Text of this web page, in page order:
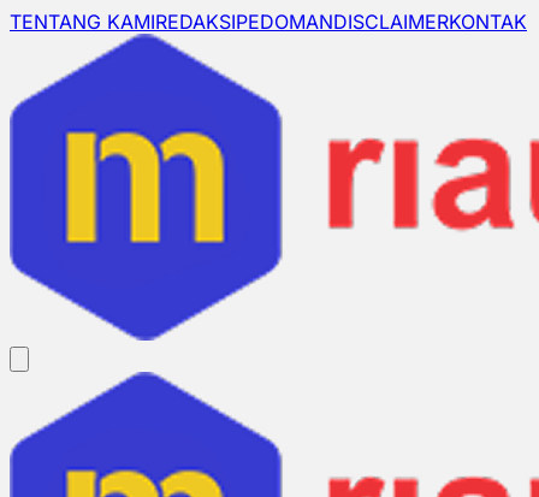
TENTANG KAMIREDAKSIPEDOMANDISCLAIMERKONTAK